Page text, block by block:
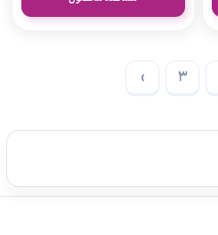
3
›